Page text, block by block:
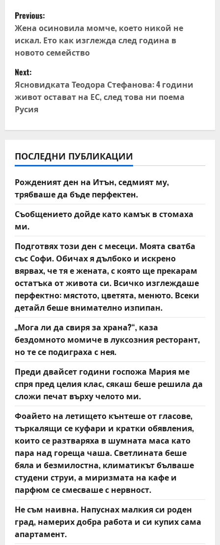
P
o
s
t
n
a
v
i
g
a
t
i
o
n
Previous:
Жена осиновила момче, което никой не
искал. Ето как изглежда след година в
новото семейство
Next:
Ясновидката Теодора Стефанова: 4 години
живот остават на ЕС, след това ни поема
Русия
ПОСЛЕДНИ ПУБЛИКАЦИИ
Рожденият ден на Итън, седмият му,
трябваше да бъде перфектен.
Съобщението дойде като камък в стомаха
ми.
Подготвях този ден с месеци. Моята сватба
със Софи. Обичах я дълбоко и искрено
вярвах, че тя е жената, с която ще прекарам
остатъка от живота си. Всичко изглеждаше
перфектно: мястото, цветята, менюто. Всеки
детайл беше внимателно изпипан.
„Мога ли да свиря за храна?“, каза
бездомното момиче в луксозния ресторант,
но те се подиграха с нея.
Преди двайсет години госпожа Мария ме
спря пред целия клас, сякаш беше решила да
сложи печат върху челото ми.
Фоайето на летището кънтеше от гласове,
търкалящи се куфари и кратки обявления,
които се разтваряха в шумната маса като
пара над гореща чаша. Светлината беше
бяла и безмилостна, климатикът бълваше
студени струи, а миризмата на кафе и
парфюм се смесваше с нервност.
Не съм наивна. Напуснах малкия си роден
град, намерих добра работа и си купих сама
апартамент.